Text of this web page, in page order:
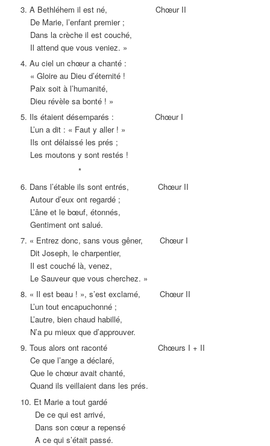
3. A Bethléhem il est né, Chœur II
De Marie, l’enfant premier ;
Dans la crèche il est couché,
Il attend que vous veniez. »
4. Au ciel un chœur a chanté :
« Gloire au Dieu d’éternité !
Paix soit à l’humanité,
Dieu révèle sa bonté ! »
5. Ils étaient désemparés : Chœur I
L’un a dit : « Faut y aller ! »
Ils ont délaissé les prés ;
Les moutons y sont restés !
*
6. Dans l’étable ils sont entrés, Chœur II
Autour d’eux ont regardé ;
L’âne et le bœuf, étonnés,
Gentiment ont salué.
7. « Entrez donc, sans vous gêner, Chœur I
Dit Joseph, le charpentier,
Il est couché là, venez,
Le Sauveur que vous cherchez. »
8. « Il est beau ! », s’est exclamé, Chœur II
L’un tout encapuchonné ;
L’autre, bien chaud habillé,
N’a pu mieux que d’approuver.
9. Tous alors ont raconté Chœurs I + II
Ce que l’ange a déclaré,
Que le chœur avait chanté,
Quand ils veillaient dans les prés.
10. Et Marie a tout gardé
De ce qui est arrivé,
Dans son cœur a repensé
A ce qui s’était passé.